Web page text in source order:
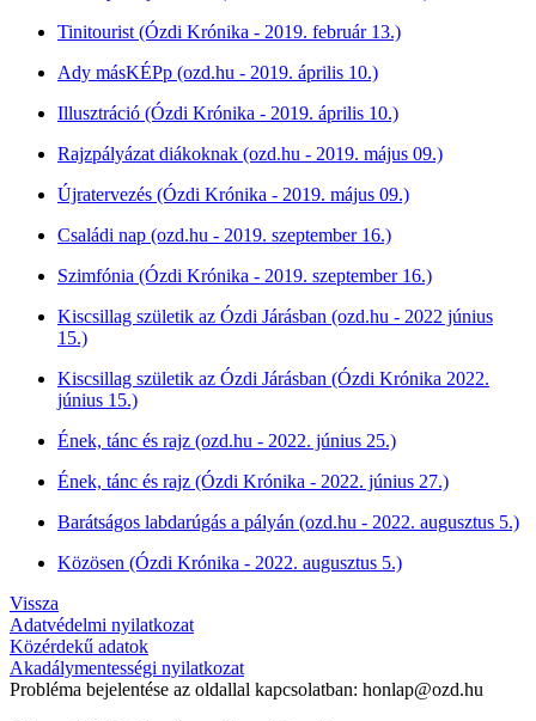
Tinitourist (Ózdi Krónika - 2019. február 13.)
Ady másKÉPp (ozd.hu - 2019. április 10.)
Illusztráció (Ózdi Krónika - 2019. április 10.)
Rajzpályázat diákoknak (ozd.hu - 2019. május 09.)
Újratervezés (Ózdi Krónika - 2019. május 09.)
Családi nap (ozd.hu - 2019. szeptember 16.)
Szimfónia (Ózdi Krónika - 2019. szeptember 16.)
Kiscsillag születik az Ózdi Járásban (ozd.hu - 2022 június
15.)
Kiscsillag születik az Ózdi Járásban (Ózdi Krónika 2022.
június 15.)
Ének, tánc és rajz (ozd.hu - 2022. június 25.)
Ének, tánc és rajz (Ózdi Krónika - 2022. június 27.)
Barátságos labdarúgás a pályán (ozd.hu - 2022. augusztus 5.)
Közösen (Ózdi Krónika - 2022. augusztus 5.)
Vissza
Adatvédelmi nyilatkozat
Közérdekű adatok
Akadálymentességi nyilatkozat
Probléma bejelentése az oldallal kapcsolatban: honlap@ozd.hu